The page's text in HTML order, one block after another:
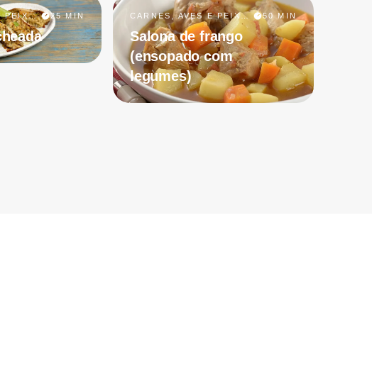
CARNES, AVES E PEIXES 25 MIN CARNES, AVES E PEIXES 50 MIN
Salona de frango
(ensopado com
legumes)